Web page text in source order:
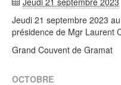
Jeudi 21 septembre 2023
présidence de Mgr Laurent
Grand Couvent de Gramat
OCTOBRE